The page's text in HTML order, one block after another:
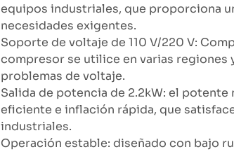
equipos industriales, que proporciona
necesidades exigentes.
Soporte de voltaje de 110 V/220 V:
compresor se utilice en varias
problemas de voltaje.
Salida de potencia de 2.2kW: el
eficiente e inflación rápida, que
industriales.
Operación estable: diseñado con bajo